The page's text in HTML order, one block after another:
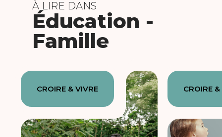
À LIRE DANS
Éducation -
Famille
CROIRE & VIVRE CROIRE